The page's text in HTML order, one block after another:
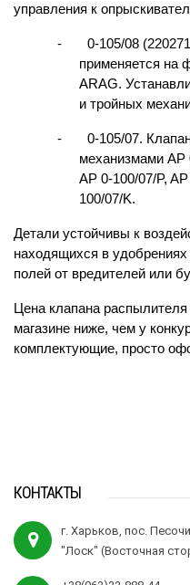
управления к
-       0-105/08
применяется на
ARAG.
и тройных
-       0-105/07.
механизмами AP
AP 0-100/07/P,
100/07/K.
Детали устойчивы к
находящихся в
полей от вредителей или
Цена клапана
магазине ниже, чем у
комплектующие, просто
КОНТАКТЫ
г. Харьков, пос.
"Лоск" (Восточная